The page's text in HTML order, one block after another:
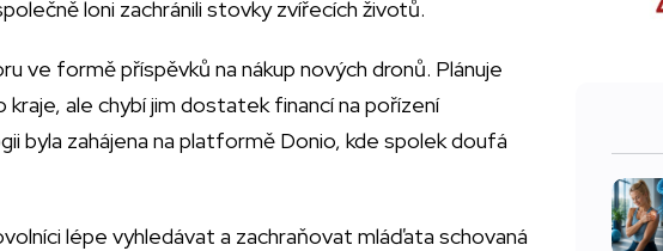
loni zachránili stovky zvířecích životů.
ve formě příspěvků na nákup nových dronů. Plánuje
ale chybí jim dostatek financí na pořízení
byla zahájena na platformě Donio, kde spolek doufá
lépe vyhledávat a zachraňovat mláďata schovaná